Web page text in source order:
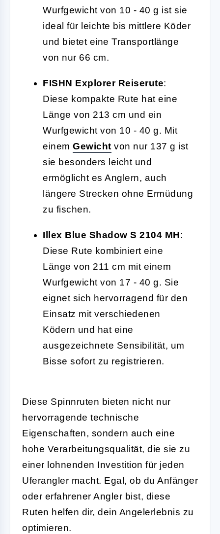
Wurfgewicht von 10 - 40 g ist sie
ideal für leichte bis mittlere Köder
und bietet eine Transportlänge
von nur 66 cm.
FISHN Explorer Reiserute:
Diese kompakte Rute hat eine
Länge von 213 cm und ein
Wurfgewicht von 10 - 40 g. Mit
einem Gewicht von nur 137 g ist
sie besonders leicht und
ermöglicht es Anglern, auch
längere Strecken ohne Ermüdung
zu fischen.
Illex Blue Shadow S 2104 MH:
Diese Rute kombiniert eine
Länge von 211 cm mit einem
Wurfgewicht von 17 - 40 g. Sie
eignet sich hervorragend für den
Einsatz mit verschiedenen
Ködern und hat eine
ausgezeichnete Sensibilität, um
Bisse sofort zu registrieren.
Diese Spinnruten bieten nicht nur
hervorragende technische
Eigenschaften, sondern auch eine
hohe Verarbeitungsqualität, die sie zu
einer lohnenden Investition für jeden
Uferangler macht. Egal, ob du Anfänger
oder erfahrener Angler bist, diese
Ruten helfen dir, dein Angelerlebnis zu
optimieren.